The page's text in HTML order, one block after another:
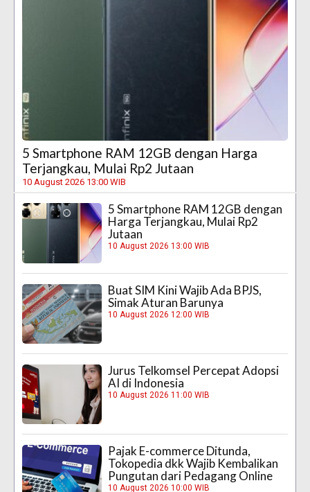
5 Smartphone RAM 12GB dengan Harga
Terjangkau, Mulai Rp2 Jutaan
10 August 2026 13:00 WIB
5 Smartphone RAM 12GB dengan
Harga Terjangkau, Mulai Rp2
Jutaan
10 August 2026 13:00 WIB
Buat SIM Kini Wajib Ada BPJS,
Simak Aturan Barunya
10 August 2026 12:00 WIB
Jurus Telkomsel Percepat Adopsi
AI di Indonesia
10 August 2026 11:00 WIB
Pajak E-commerce Ditunda,
Tokopedia dkk Wajib Kembalikan
Pungutan dari Pedagang Online
10 August 2026 10:00 WIB